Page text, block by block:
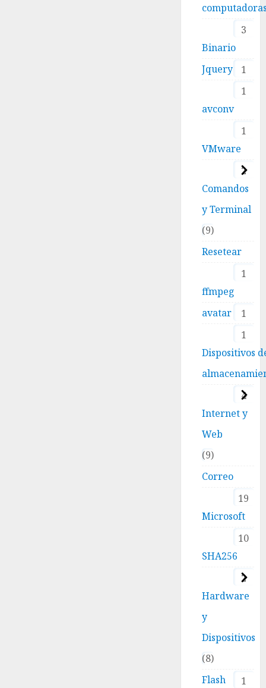
3
Binario
1
Jquery
1
avconv
1
VMware
2
Comandos
y Terminal
9
Resetear
1
ffmpeg
1
avatar
1
Dispositivos
4
Internet y
Web
9
Correo
19
Microsoft
10
SHA256
2
Hardware
y
Dispositivos
8
Flash
1